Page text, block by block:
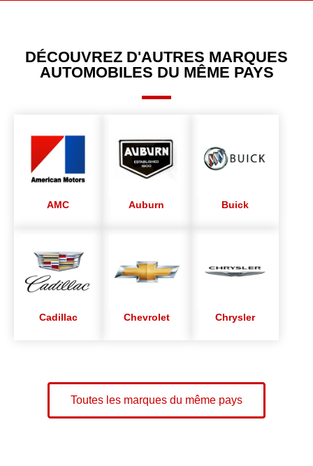
DÉCOUVREZ D'AUTRES MARQUES
AUTOMOBILES DU MÊME PAYS
AMC Auburn Buick
Cadillac Chevrolet Chrysler
Toutes les marques du même pays